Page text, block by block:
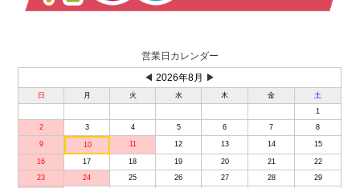
営業日カレンダー
◀ 2026年8月 ▶
日 月 火 水 木 金
土
1
2
3 4 5 6 7 8
9 10 11 12 13 14 15
16 17 18 19 20 21
22
23
24 25 26 27 28
29